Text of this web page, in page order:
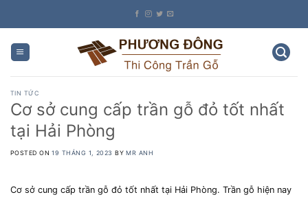
TIN TỨC
Cơ sở cung cấp trần gỗ đỏ tốt nhất
tại Hải Phòng
POSTED ON19 THÁNG 1, 2023 BY MR ANH
Cơ sở cung cấp trần gỗ đỏ tốt nhất tại Hải Phòng. Trần gỗ hiện nay